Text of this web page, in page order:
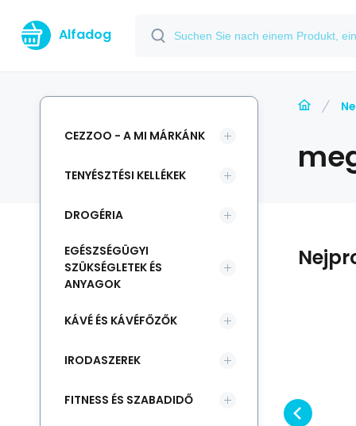
Alfadog
RABATT
FINE PET Rúd
Hullámos Papagáj
1.75
IN DEN KORB
Gyümölcsrudak hullámos
papagájok számára.
CEZZOO - A MI MÁRKÁNK
TENYÉSZTÉSI KELLÉKEK
DROGÉRIA
EGÉSZSÉGÜGYI
SZÜKSÉGLETEK ÉS
ANYAGOK
KÁVÉ ÉS KÁVÉFŐZŐK
IRODASZEREK
FITNESS ÉS SZABADIDŐ